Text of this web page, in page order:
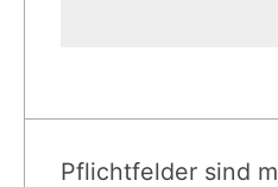
Pflichtfelder sind